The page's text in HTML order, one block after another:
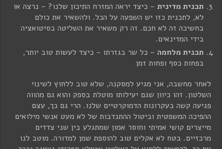
תכנית מדינית – כיצד יראה המזרח התיכון שלנו? – נרצה או
לא, לתכנית כזו יש השפעה על הכל. ולהשאיר את כולם
בחשיכה זה לא חכם. זה רק משאיר את השליטה בסיטואציה
בידי המדינאים.
תכנית מלחמה – כל שר בגזרתו – כיצד לעשות טוב יותר,
בפחות כסף ופחות זמן
לאחר מחשבה, אני מגיע למסקנה, שלא טוב ללחוץ לשינוי
השלטון. זהו כיוון שגם יעילותו מוטלת בספק והוא גם מהווה
פגיעה קשה בעקרונות הדמוקרטיים שלנו. הרי גם כך, עצם
ההפיכה המשפטית וביטול ההתנדבות של לא מעט אנשי מילואים
מייצרים קושי אמיתי וחוסר אמון שמתגלע בין שני צדדים
מרכזיים. בטח לא אקלים טוב להוספת שמן למדורה. מוטב לנו